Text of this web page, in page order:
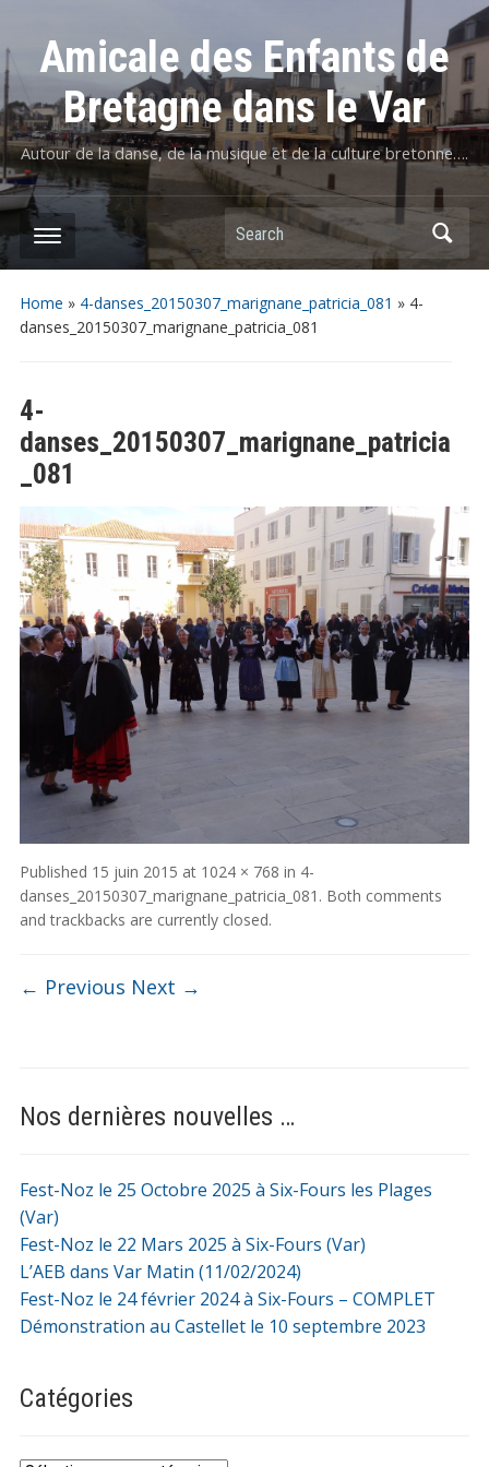
Amicale des Enfants de
Bretagne dans le Var
Autour de la danse, de la musique et de la culture bretonne….
Home » 4-danses_20150307_marignane_patricia_081 » 4-
danses_20150307_marignane_patricia_081
4-
danses_20150307_marignane_patricia
_081
Published 15 juin 2015 at 1024 × 768 in 4-
danses_20150307_marignane_patricia_081 . Both comments
and trackbacks are currently closed.
← Previous Next →
Nos dernières nouvelles …
Fest-Noz le 25 Octobre 2025 à Six-Fours les Plages
(Var)
Fest-Noz le 22 Mars 2025 à Six-Fours (Var)
L’AEB dans Var Matin (11/02/2024)
Fest-Noz le 24 février 2024 à Six-Fours – COMPLET
Démonstration au Castellet le 10 septembre 2023
Catégories